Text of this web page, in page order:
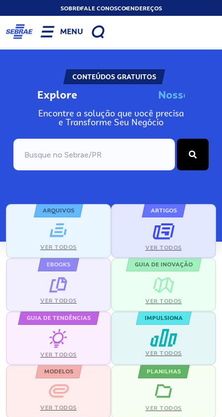
SOBREFALE CONOSCOENDEREÇOS
MENU
CONTEÚDOS GRATUITOS
Explore Noss
Encontre a solução que você precisa
e Transforme Seu Negócio
ARQUIVOS
VER TODOS
ARTIGOS
VER TODOS
EBOOKS
VER TODOS
GUIA DE INOVAÇÃO
VER TODOS
GUIA DE TENDÊNCIAS
VER TODOS
IMPULSIONA
VER TODOS
MODELOS
VER TODOS
PLANILHAS
VER TODOS